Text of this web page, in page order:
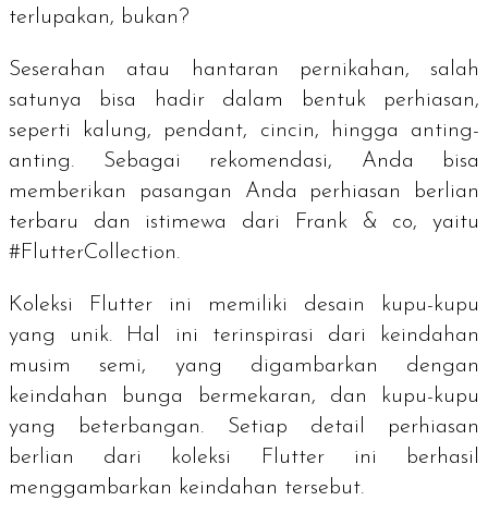
terlupakan, bukan?
Seserahan atau hantaran pernikahan, salah
satunya bisa hadir dalam bentuk perhiasan,
seperti kalung, pendant, cincin, hingga anting-
anting. Sebagai rekomendasi, Anda bisa
memberikan pasangan Anda perhiasan berlian
terbaru dan istimewa dari Frank & co, yaitu
#FlutterCollection.
Koleksi Flutter ini memiliki desain kupu-kupu
yang unik. Hal ini terinspirasi dari keindahan
musim semi, yang digambarkan dengan
keindahan bunga bermekaran, dan kupu-kupu
yang beterbangan. Setiap detail perhiasan
berlian dari koleksi Flutter ini berhasil
menggambarkan keindahan tersebut.